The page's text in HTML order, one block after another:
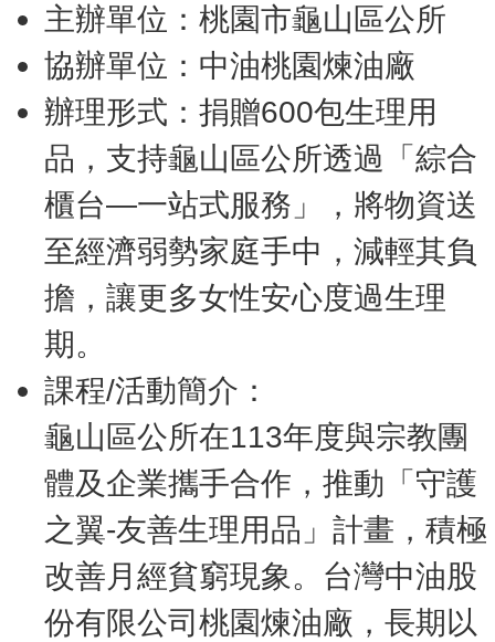
主辦單位：桃園市龜山區公所
協辦單位：中油桃園煉油廠
辦理形式：捐贈600包生理用
品，支持龜山區公所透過「綜合
櫃台—一站式服務」，將物資送
至經濟弱勢家庭手中，減輕其負
擔，讓更多女性安心度過生理
期。
課程/活動簡介：
龜山區公所在113年度與宗教團
體及企業攜手合作，推動「守護
之翼-友善生理用品」計畫，積極
改善月經貧窮現象。台灣中油股
份有限公司桃園煉油廠，長期以